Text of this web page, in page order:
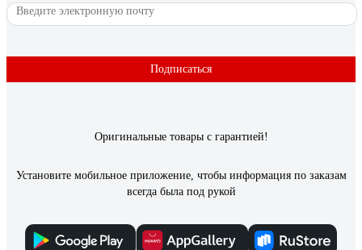
Подписаться
Оригинальные товары с гарантией!
Установите мобильное приложение, чтобы информация по заказам
всегда была под рукой